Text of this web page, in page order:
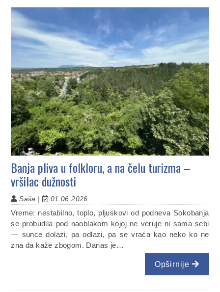
Banja pliva u folkloru, a na čelu turizma –
vršilac dužnosti
Saša | 01.06.2026.
Vreme: nestabilno, toplo, pljuskovi od podneva Sokobanja
se probudila pod naoblakom kojoj ne veruje ni sama sebi
— sunce dolazi, pa odlazi, pa se vraća kao neko ko ne
zna da kaže zbogom. Danas je…
Opširnije